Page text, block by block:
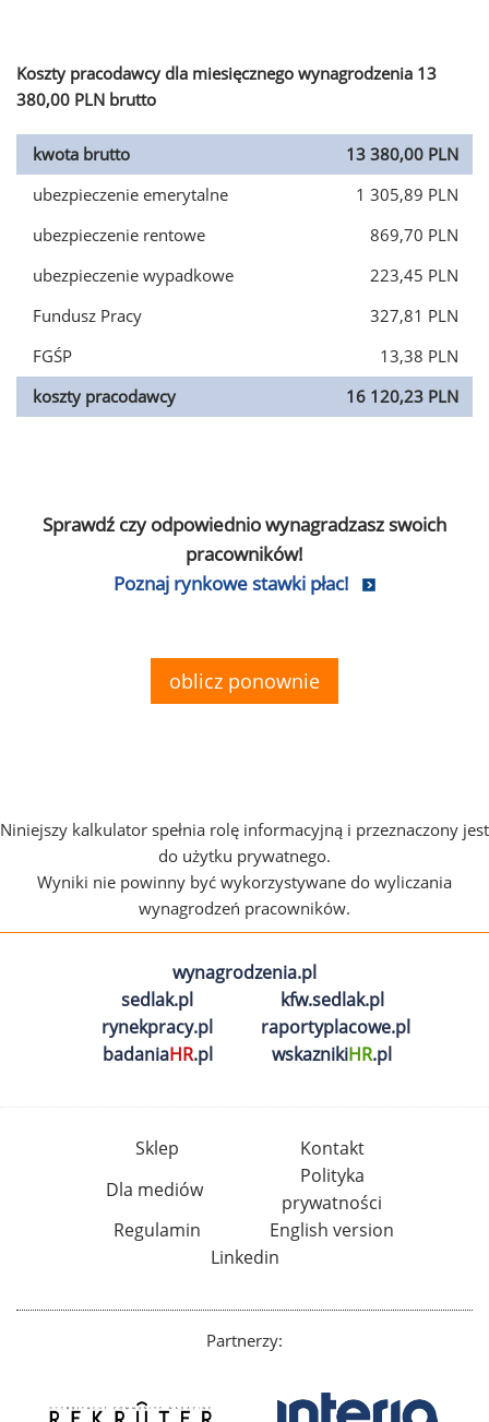
Koszty pracodawcy dla miesięcznego wynagrodzenia 13
380,00 PLN brutto
kwota brutto
13 380,00 PLN
ubezpieczenie emerytalne
1 305,89 PLN
ubezpieczenie rentowe
869,70 PLN
ubezpieczenie wypadkowe
223,45 PLN
Fundusz Pracy
327,81 PLN
FGŚP
13,38 PLN
koszty pracodawcy
16 120,23 PLN
Sprawdź czy odpowiednio wynagradzasz swoich
pracowników!
Poznaj rynkowe stawki płac!
oblicz ponownie
Niniejszy kalkulator spełnia rolę informacyjną i przeznaczony jest
do użytku prywatnego.
Wyniki nie powinny być wykorzystywane do wyliczania
wynagrodzeń pracowników.
wynagrodzenia.pl
sedlak.pl
kfw.sedlak.pl
rynekpracy.pl
raportyplacowe.pl
badaniaHR.pl wskaznikiHR.pl
Sklep
Kontakt
Dla mediów
Polityka
prywatności
Regulamin
English version
Linkedin
Partnerzy: